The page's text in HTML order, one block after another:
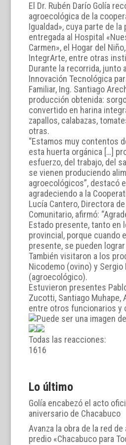
El Dr. Rubén Darío Golía
agroecológica de la
Igualdad», cuya parte de
entregada al Hospital
Carmen», el Hogar del
IntegrArte, entre otras
Durante la recorrida, junto
Innovación Tecnológica
Familiar, Ing. Santiago
producción obtenida:
convertido en harina
zapallos, calabazas,
otras.
“Estamos muy contentos
esta huerta orgánica […]
esfuerzo, del trabajo, del
se vienen produciendo
agroecológicos”, destacó
agradeciendo a la
Lucía Cantero, Directora
Comunitario, afirmó:
Estado presente, tanto en
provincial, porque cuando
presente, se pueden
También visitaron a los
Nicodemo (ovino) y Sergio
(agroecológico).
Estuvieron presentes
Zucotti, Santiago Muhape,
entre otros funcionarios y
Todas las reacciones:
1616
Lo último
Golía encabezó el acto
aniversario de Chacabuco
Avanza la obra de la red de
predio «Chacabuco para